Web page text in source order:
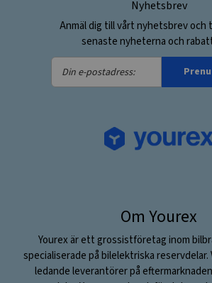
Nyhetsbrev
Anmäl dig till vårt nyhetsbrev och
senaste nyheterna och
Din
e-
Om Yourex
Yourex är ett grossistföretag inom
specialiserade på bilelektriska reservdelar.
ledande leverantörer på